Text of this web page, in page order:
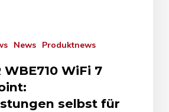
News Produktnews
WBE710 WiFi 7
selbst für